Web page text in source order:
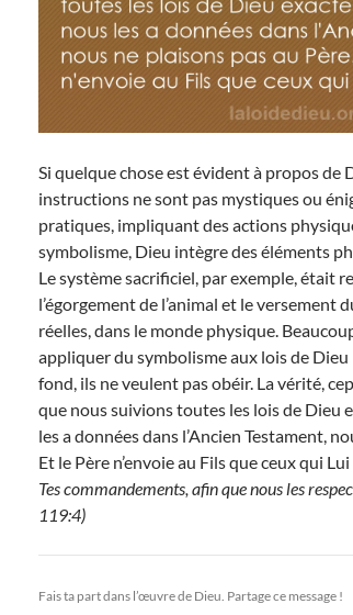
Si quelque chose est évident à propos de
instructions ne sont pas mystiques ou
pratiques, impliquant des actions
symbolisme, Dieu intègre des éléments
Le système sacrificiel, par exemple, était
l’égorgement de l’animal et le versement
réelles, dans le monde physique.
appliquer du symbolisme aux lois de
fond, ils ne veulent pas obéir. La vérité,
que nous suivions toutes les lois de Dieu
les a données dans l’Ancien Testament,
Et le Père n’envoie au Fils que ceux qui
Tes commandements, afin que nous les
119:4)
Fais ta part dans l’œuvre de Dieu. Partage ce message !